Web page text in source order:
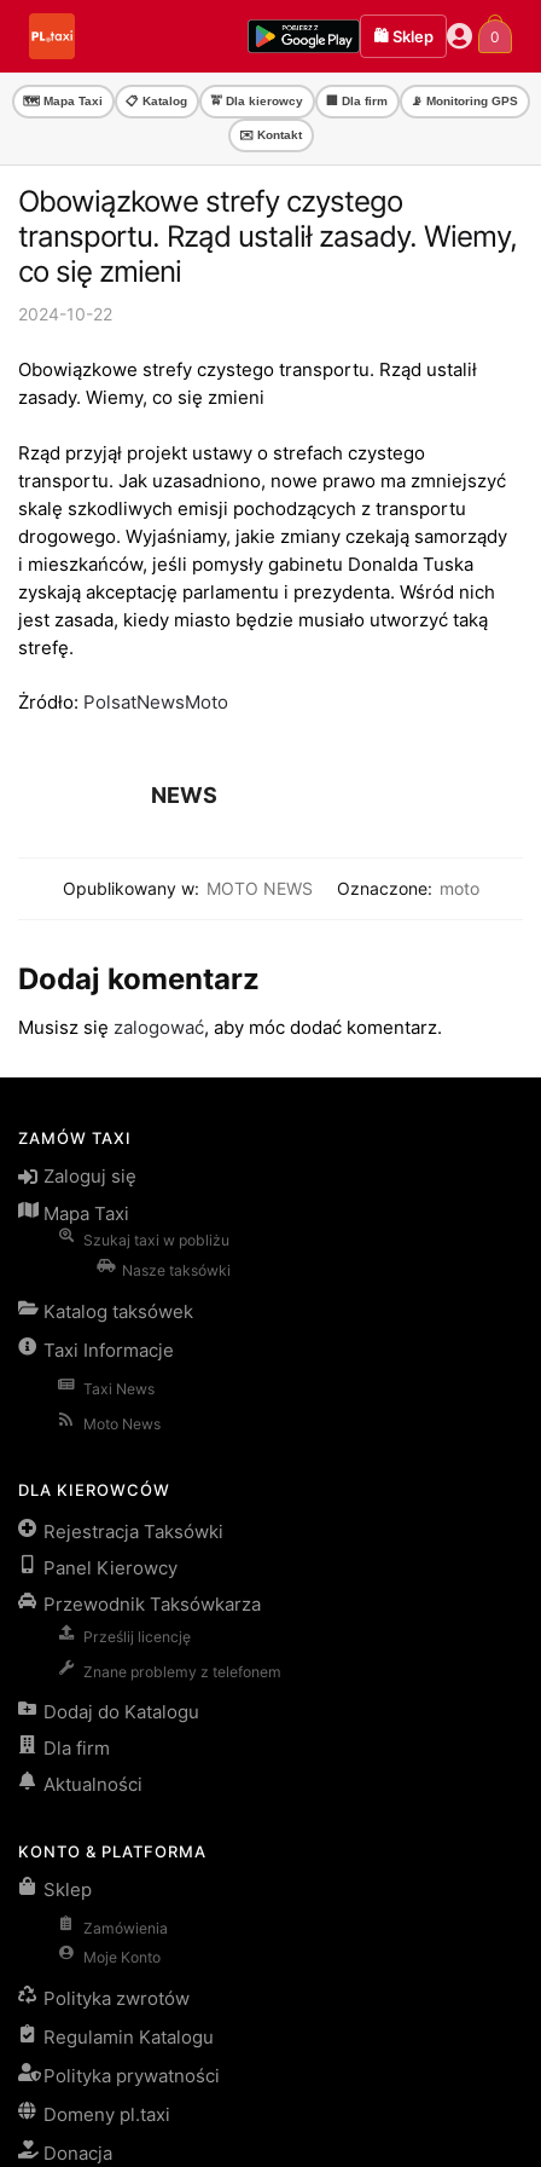
Przejdź
nawigacji
Przejdź
treści
🛍️ Sklep 0
🗺️ Mapa Taxi 📋 Katalog 🚖 Dla kierowcy 🏢 Dla firm 📡 Monitoring GPS
✉️ Kontakt
Obowiązkowe strefy czystego
transportu. Rząd ustalił zasady. Wiemy,
co się zmieni
2024-10-22
Obowiązkowe strefy czystego transportu. Rząd ustalił
zasady. Wiemy, co się zmieni
Rząd przyjął projekt ustawy o strefach czystego
transportu. Jak uzasadniono, nowe prawo ma zmniejszyć
skalę szkodliwych emisji pochodzących z transportu
drogowego. Wyjaśniamy, jakie zmiany czekają samorządy
i mieszkańców, jeśli pomysły gabinetu Donalda Tuska
zyskają akceptację parlamentu i prezydenta. Wśród nich
jest zasada, kiedy miasto będzie musiało utworzyć taką
strefę.
Żródło: PolsatNewsMoto
NEWS
Opublikowany w: MOTO NEWS Oznaczone: moto
Dodaj komentarz
Musisz się zalogować, aby móc dodać komentarz.
ZAMÓW TAXI
Zaloguj się
Mapa Taxi
Szukaj taxi w pobliżu
Nasze taksówki
Katalog taksówek
Taxi Informacje
Taxi News
Moto News
DLA KIEROWCÓW
Rejestracja Taksówki
Panel Kierowcy
Przewodnik Taksówkarza
Prześlij licencję
Znane problemy z telefonem
Dodaj do Katalogu
Dla firm
Aktualności
KONTO & PLATFORMA
Sklep
Zamówienia
Moje Konto
Polityka zwrotów
Regulamin Katalogu
Polityka prywatności
Domeny pl.taxi
Donacja